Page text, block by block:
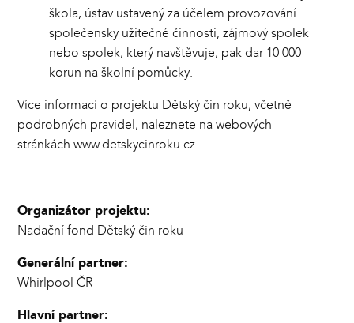
škola, ústav ustavený za účelem provozování
společensky užitečné činnosti, zájmový spolek
nebo spolek, který navštěvuje, pak dar 10 000
korun na školní pomůcky.
Více informací o projektu Dětský čin roku, včetně
podrobných pravidel, naleznete na webových
stránkáchwww.detskycinroku.cz.
Organizátor projektu:
Nadační fond Dětský čin roku
Generální partner:
Whirlpool ČR
Hlavní partner: